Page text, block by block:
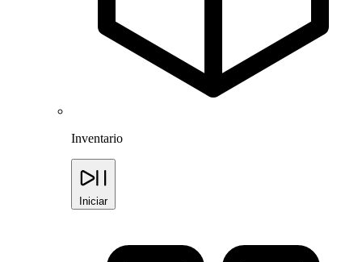
Inventario
Iniciar